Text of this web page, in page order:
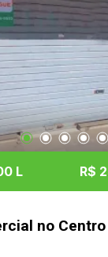
L R$
no